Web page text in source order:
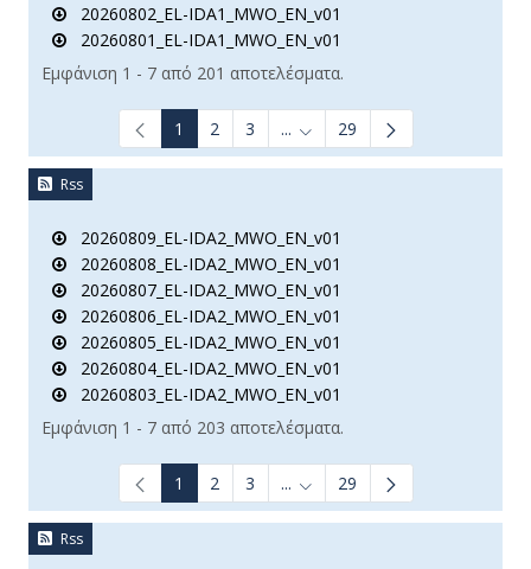
20260802_EL-IDA1_MWO_EN_v01
20260801_EL-IDA1_MWO_EN_v01
Εμφάνιση 1 - 7 από 201 αποτελέσματα.
1 2 3 ... Ενδιάμεσες σελίδες Use
29
Rss
20260809_EL-IDA2_MWO_EN_v01
20260808_EL-IDA2_MWO_EN_v01
20260807_EL-IDA2_MWO_EN_v01
20260806_EL-IDA2_MWO_EN_v01
20260805_EL-IDA2_MWO_EN_v01
20260804_EL-IDA2_MWO_EN_v01
20260803_EL-IDA2_MWO_EN_v01
Εμφάνιση 1 - 7 από 203 αποτελέσματα.
1 2 3 ... Ενδιάμεσες σελίδες Use
29
Rss